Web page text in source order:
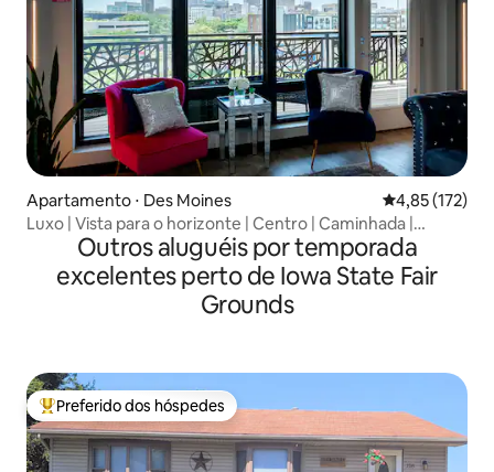
Apartamento ⋅ Des Moines 4,85 de uma
4,85 (172)
Luxo | Vista para o horizonte | Centro | Caminhada |
Quarto dos sonhos
Outros aluguéis por temporada
excelentes perto de Iowa State Fair
Grounds
Entre os melhores preferidos dos hóspedes
Preferido dos hóspedes